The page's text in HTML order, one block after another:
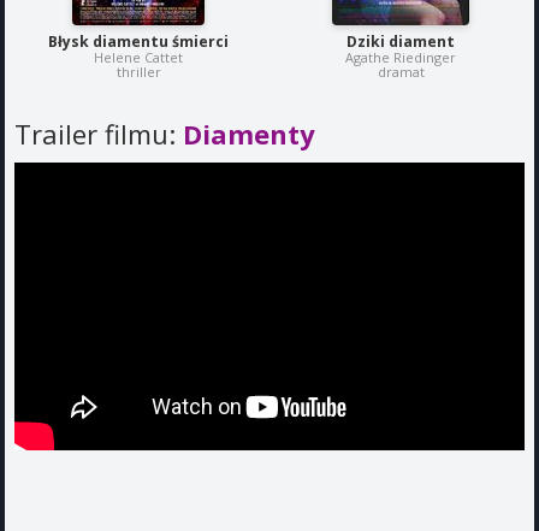
Błysk diamentu śmierci
Helene Cattet
thriller
Dziki diament
Agathe Riedinger
dramat
Trailer filmu: Diamenty